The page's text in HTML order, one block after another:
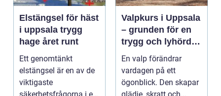
Elstängsel för häst
i uppsala trygg
hage året runt
Ett genomtänkt
elstängsel är en av de
viktigaste
Valpkurs i Uppsala
– grunden för en
trygg och lyhörd
hund
En valp förändrar
vardagen på ett
ögonblick. Den skapar